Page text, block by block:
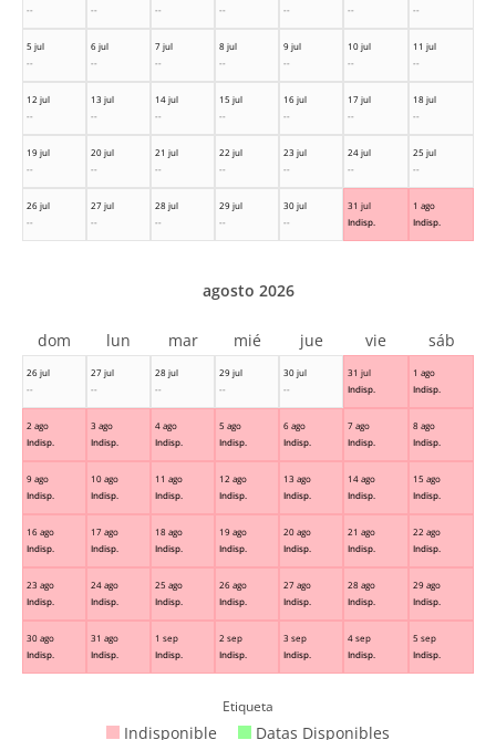
--
--
--
--
--
--
--
5 jul
--
6 jul
--
7 jul
--
8 jul
--
9 jul
--
10 jul
--
11 jul
--
12 jul
--
13 jul
--
14 jul
--
15 jul
--
16 jul
--
17 jul
--
18 jul
--
19 jul
--
20 jul
--
21 jul
--
22 jul
--
23 jul
--
24 jul
--
25 jul
--
26 jul
--
27 jul
--
28 jul
--
29 jul
--
30 jul
--
31 jul
Indisp.
1 ago
Indisp.
26 jul
--
27 jul
--
28 jul
--
29 jul
--
30 jul
--
31 jul
Indisp.
1 ago
Indisp.
2 ago
Indisp.
3 ago
Indisp.
4 ago
Indisp.
5 ago
Indisp.
6 ago
Indisp.
7 ago
Indisp.
8 ago
Indisp.
9 ago
Indisp.
10 ago
Indisp.
11 ago
Indisp.
12 ago
Indisp.
13 ago
Indisp.
14 ago
Indisp.
15 ago
Indisp.
16 ago
Indisp.
17 ago
Indisp.
18 ago
Indisp.
19 ago
Indisp.
20 ago
Indisp.
21 ago
Indisp.
22 ago
Indisp.
23 ago
Indisp.
24 ago
Indisp.
25 ago
Indisp.
26 ago
Indisp.
27 ago
Indisp.
28 ago
Indisp.
29 ago
Indisp.
30 ago
Indisp.
31 ago
Indisp.
1 sep
Indisp.
2 sep
Indisp.
3 sep
Indisp.
4 sep
Indisp.
5 sep
Indisp.
agosto 2026
dom lun mar mié jue vie sáb
Etiqueta
Indisponible Datas Disponibles